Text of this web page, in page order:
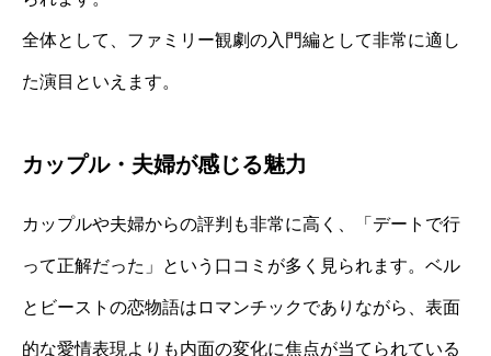
全体として、ファミリー観劇の入門編として非常に適し
た演目といえます。
カップル・夫婦が感じる魅力
カップルや夫婦からの評判も非常に高く、「デートで行
って正解だった」という口コミが多く見られます。ベル
とビーストの恋物語はロマンチックでありながら、表面
的な愛情表現よりも内面の変化に焦点が当てられている